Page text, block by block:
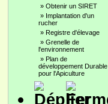
» Obtenir un SIRET
» Implantation d'un
rucher
» Registre d'élevage
» Grenelle de
l'environnement
» Plan de
développement Durable
pour l'Apiculture